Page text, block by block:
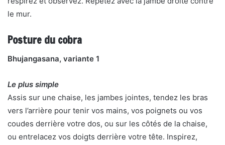
le mur.
Posture du cobra
Bhujangasana, variante 1
Le plus simple
Assis sur une chaise, les jambes jointes, tendez les bras
vers l’arrière pour tenir vos mains, vos poignets ou vos
coudes derrière votre dos, ou sur les côtés de la chaise,
ou entrelacez vos doigts derrière votre tête. Inspirez,